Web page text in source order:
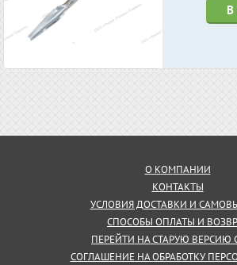
О КОМПАНИИ
КОНТАКТЫ
УСЛОВИЯ ДОСТАВКИ И
СПОСОБЫ ОПЛАТЫ И
ПЕРЕЙТИ НА СТАРУЮ ВЕРСИЮ
СОГЛАШЕНИЕ НА ОБРАБОТКУ